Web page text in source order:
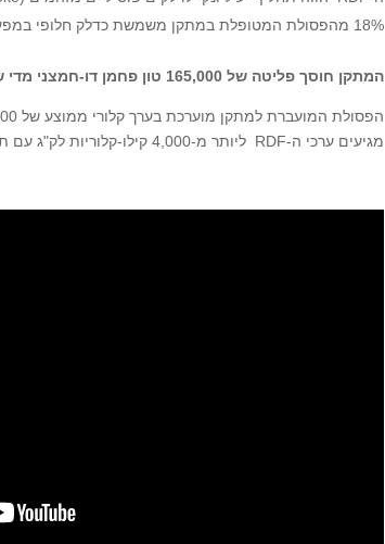
18% מהפסולת המטופלת במתקן משמשת כדלק חלופי במפעל ליצור מלט של חברת "נשר" ברמלה
המתקן חוסך פליטה של 165,000 טון פחמן דו-חמצני מדי שנה, היקף המקביל לפליטה השנתית של כ-33,000 כלי רכב
מגיעים ערכי ה-RDF ליותר מ-4,000 קילו-קלוריות לק"ג עם תכולת לחות פחותה מ-22%.